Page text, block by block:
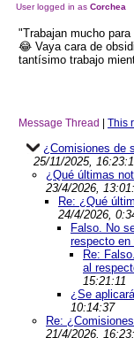
User logged in as Corchea
"Trabajan mucho
😂 Vaya cara de
tantísimo trabajo
Message Thread This
¿Comisiones de
25/11/2025,
¿Qué últimas
23/4/2026,
Re: ¿Qué
24/4/2026,
Falso. No
respecto en
Re:
al
15:21:11
¿Se
10:14:37
Re:
21/4/2026,